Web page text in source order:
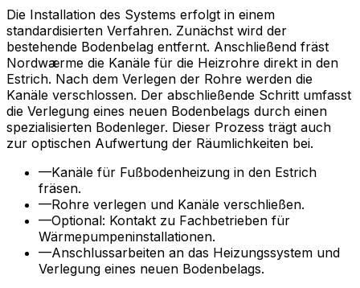
Die Installation des Systems erfolgt in einem
standardisierten Verfahren. Zunächst wird der
bestehende Bodenbelag entfernt. Anschließend fräst
Nordwærme die Kanäle für die Heizrohre direkt in den
Estrich. Nach dem Verlegen der Rohre werden die
Kanäle verschlossen. Der abschließende Schritt umfasst
die Verlegung eines neuen Bodenbelags durch einen
spezialisierten Bodenleger. Dieser Prozess trägt auch
zur optischen Aufwertung der Räumlichkeiten bei.
—Kanäle für Fußbodenheizung in den Estrich
fräsen.
—Rohre verlegen und Kanäle verschließen.
—Optional: Kontakt zu Fachbetrieben für
Wärmepumpeninstallationen.
—Anschlussarbeiten an das Heizungssystem und
Verlegung eines neuen Bodenbelags.